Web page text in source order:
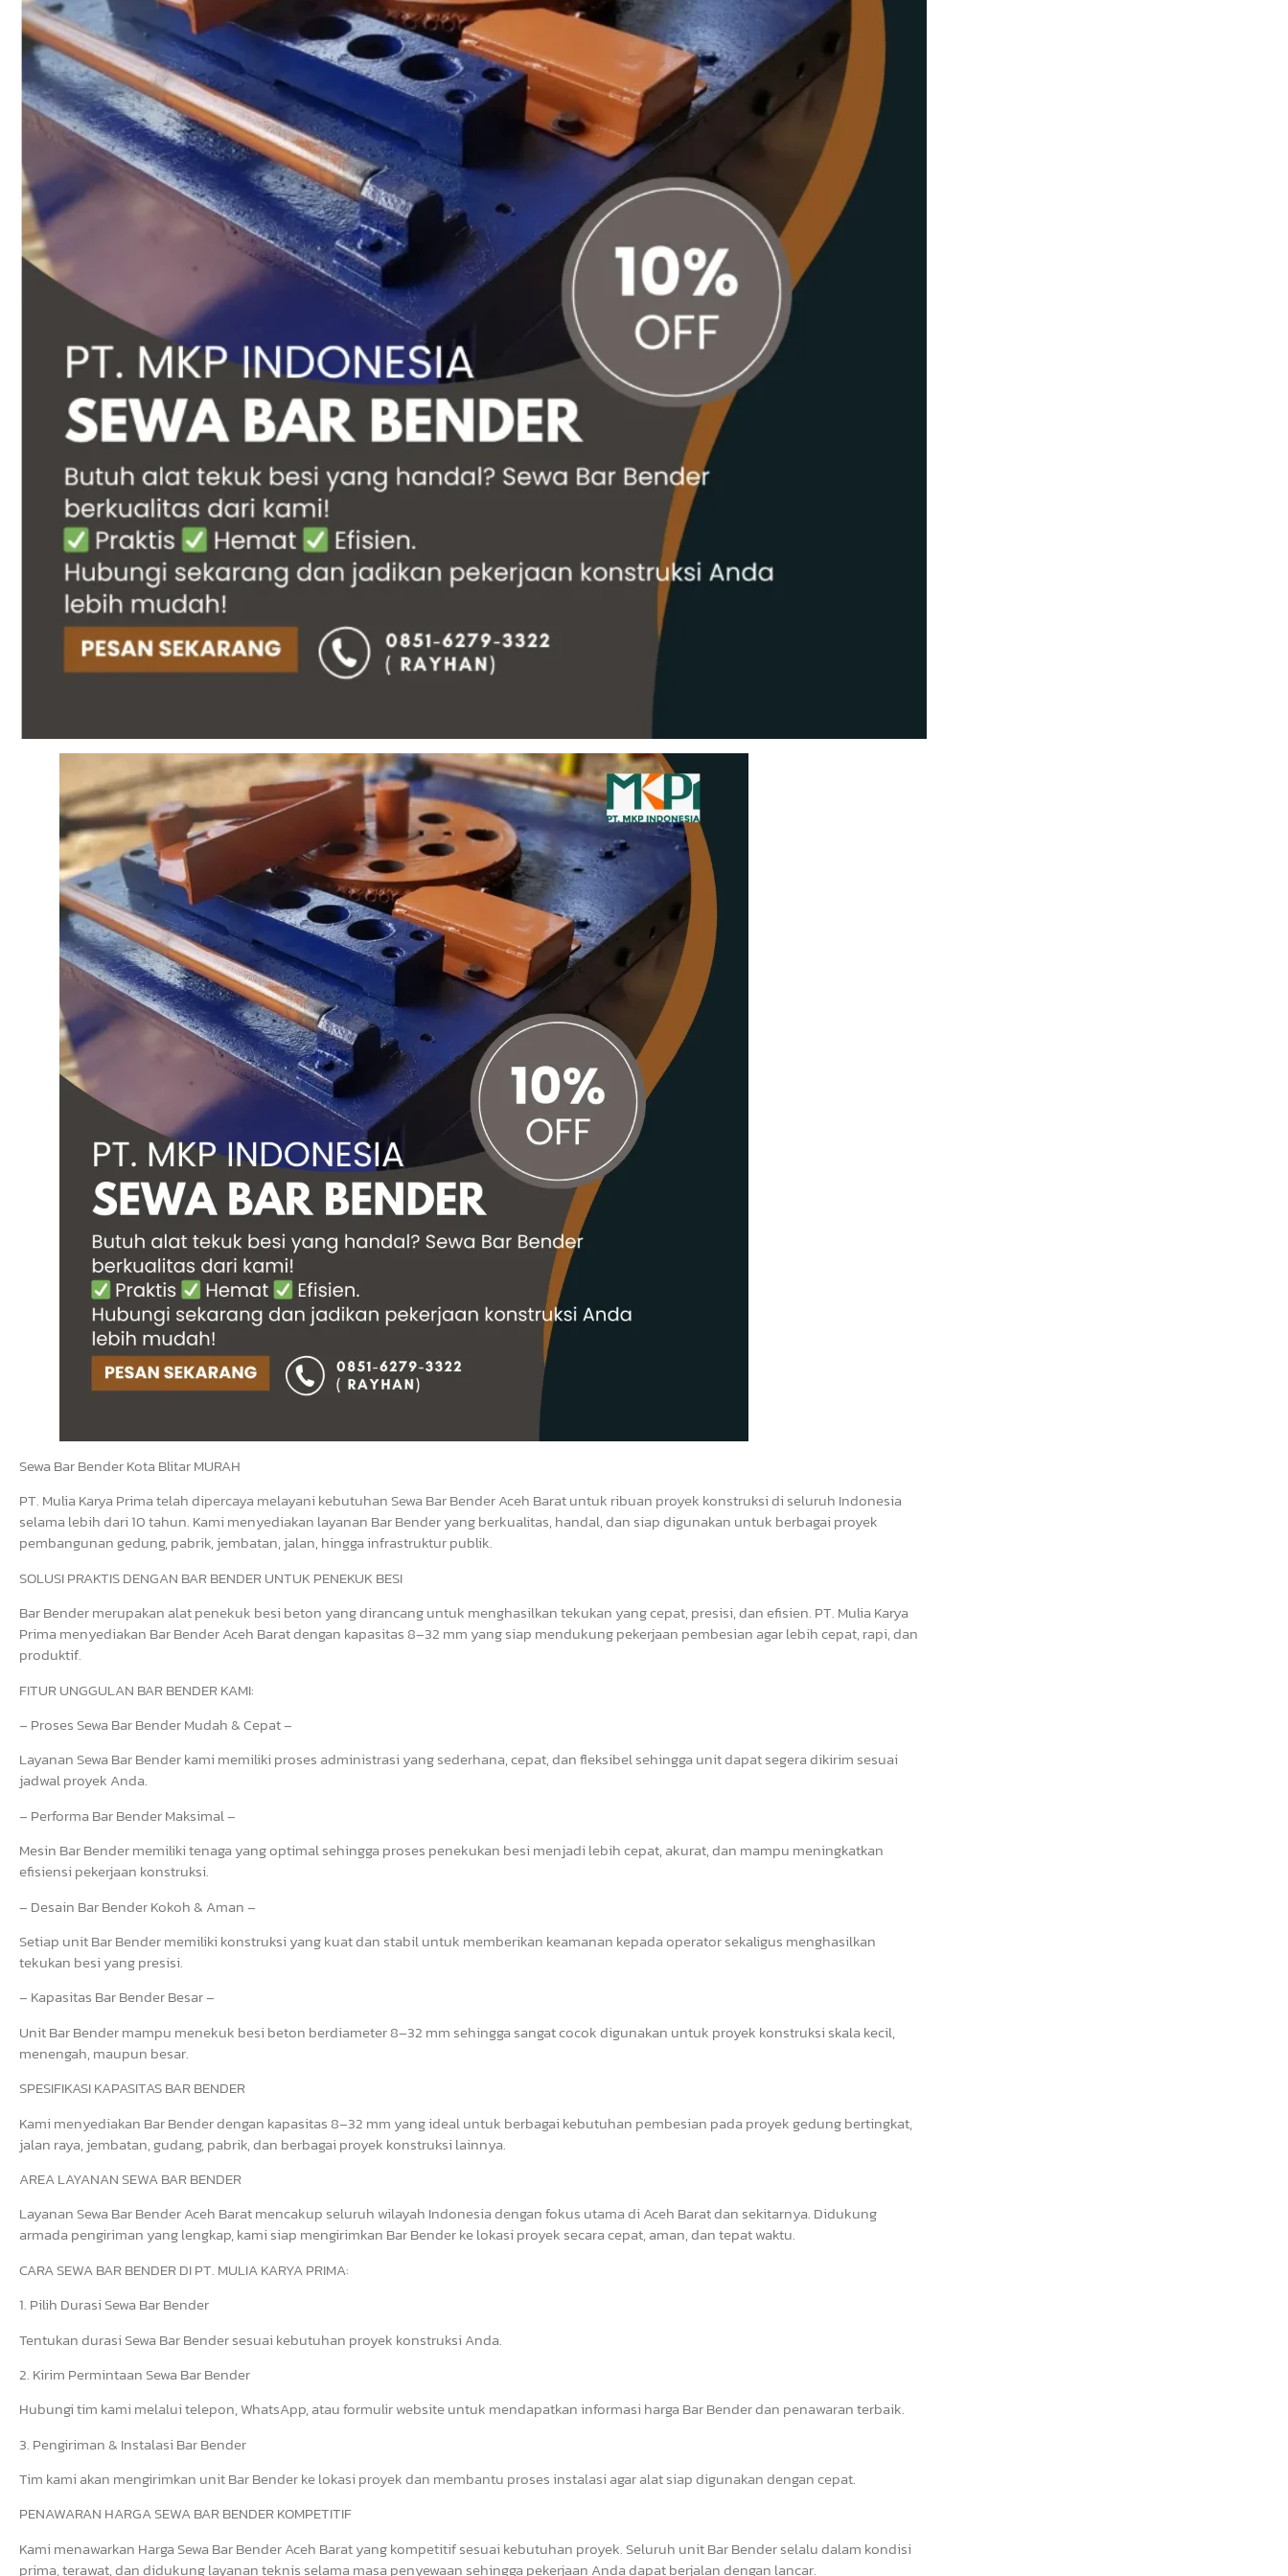
Sewa Bar Bender Kota Blitar MURAH
PT. Mulia Karya Prima telah dipercaya melayani kebutuhan Sewa Bar Bender Aceh Barat untuk ribuan proyek konstruksi di seluruh Indonesia
selama lebih dari 10 tahun. Kami menyediakan layanan Bar Bender yang berkualitas, handal, dan siap digunakan untuk berbagai proyek
pembangunan gedung, pabrik, jembatan, jalan, hingga infrastruktur publik.
SOLUSI PRAKTIS DENGAN BAR BENDER UNTUK PENEKUK BESI
Bar Bender merupakan alat penekuk besi beton yang dirancang untuk menghasilkan tekukan yang cepat, presisi, dan efisien. PT. Mulia Karya
Prima menyediakan Bar Bender Aceh Barat dengan kapasitas 8–32 mm yang siap mendukung pekerjaan pembesian agar lebih cepat, rapi, dan
produktif.
FITUR UNGGULAN BAR BENDER KAMI:
– Proses Sewa Bar Bender Mudah & Cepat –
Layanan Sewa Bar Bender kami memiliki proses administrasi yang sederhana, cepat, dan fleksibel sehingga unit dapat segera dikirim sesuai
jadwal proyek Anda.
– Performa Bar Bender Maksimal –
Mesin Bar Bender memiliki tenaga yang optimal sehingga proses penekukan besi menjadi lebih cepat, akurat, dan mampu meningkatkan
efisiensi pekerjaan konstruksi.
– Desain Bar Bender Kokoh & Aman –
Setiap unit Bar Bender memiliki konstruksi yang kuat dan stabil untuk memberikan keamanan kepada operator sekaligus menghasilkan
tekukan besi yang presisi.
– Kapasitas Bar Bender Besar –
Unit Bar Bender mampu menekuk besi beton berdiameter 8–32 mm sehingga sangat cocok digunakan untuk proyek konstruksi skala kecil,
menengah, maupun besar.
SPESIFIKASI KAPASITAS BAR BENDER
Kami menyediakan Bar Bender dengan kapasitas 8–32 mm yang ideal untuk berbagai kebutuhan pembesian pada proyek gedung bertingkat,
jalan raya, jembatan, gudang, pabrik, dan berbagai proyek konstruksi lainnya.
AREA LAYANAN SEWA BAR BENDER
Layanan Sewa Bar Bender Aceh Barat mencakup seluruh wilayah Indonesia dengan fokus utama di Aceh Barat dan sekitarnya. Didukung
armada pengiriman yang lengkap, kami siap mengirimkan Bar Bender ke lokasi proyek secara cepat, aman, dan tepat waktu.
CARA SEWA BAR BENDER DI PT. MULIA KARYA PRIMA:
1. Pilih Durasi Sewa Bar Bender
Tentukan durasi Sewa Bar Bender sesuai kebutuhan proyek konstruksi Anda.
2. Kirim Permintaan Sewa Bar Bender
Hubungi tim kami melalui telepon, WhatsApp, atau formulir website untuk mendapatkan informasi harga Bar Bender dan penawaran terbaik.
3. Pengiriman & Instalasi Bar Bender
Tim kami akan mengirimkan unit Bar Bender ke lokasi proyek dan membantu proses instalasi agar alat siap digunakan dengan cepat.
PENAWARAN HARGA SEWA BAR BENDER KOMPETITIF
Kami menawarkan Harga Sewa Bar Bender Aceh Barat yang kompetitif sesuai kebutuhan proyek. Seluruh unit Bar Bender selalu dalam kondisi
prima, terawat, dan didukung layanan teknis selama masa penyewaan sehingga pekerjaan Anda dapat berjalan dengan lancar.